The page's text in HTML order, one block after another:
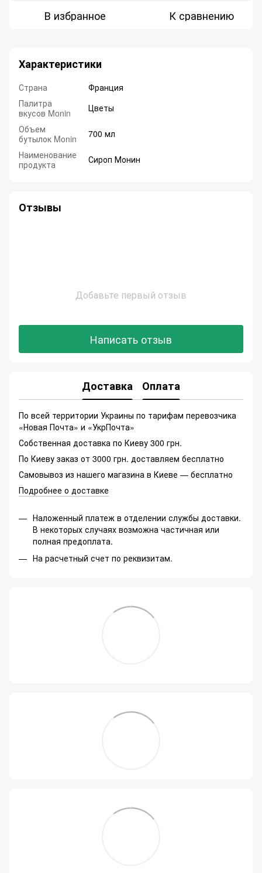
В избранное К сравнению
Характеристики
Страна
Франция
Палитра
вкусов Monin
Цветы
Объем
бутылок Monin
700 мл
Наименование
продукта
Сироп Монин
Отзывы
Добавьте первый отзыв
Написать отзыв
Доставка Оплата
По всей территории Украины по тарифам перевозчика
«Новая Почта» и «УкрПочта»
Собственная доставка по Киеву 300 грн.
По Киеву заказ от 3000 грн. доставляем бесплатно
Самовывоз из нашего магазина в Киеве — бесплатно
Подробнее о доставке
Наложенный платеж в отделении службы доставки.
В некоторых случаях возможна частичная или
полная предоплата.
На расчетный счет по реквизитам.